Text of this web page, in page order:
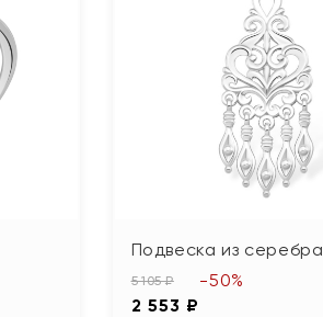
Подвеска из серебра
5 105 ₽
2 553 ₽
-50%